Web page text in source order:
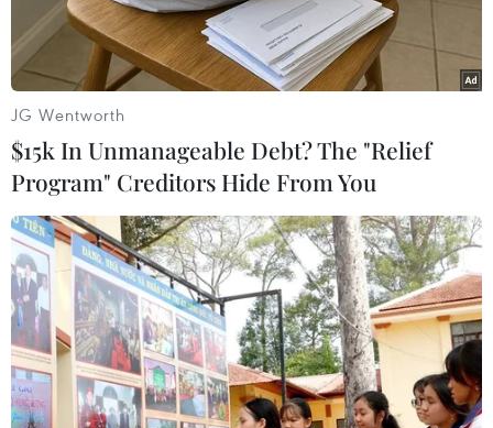
giáo.
Quanh cảnh buổi làm việc. (Ảnh: Sỹ Tuyên/TTXVN)
Ngày 17/6, Đoàn công tác Trung ương do ông
Nguyễn Trọng Nghĩa, Ủy viên Bộ Chính trị, Bí
JG Wentworth
$15k In Unmanageable Debt? The "Relief
Program" Creditors Hide From You